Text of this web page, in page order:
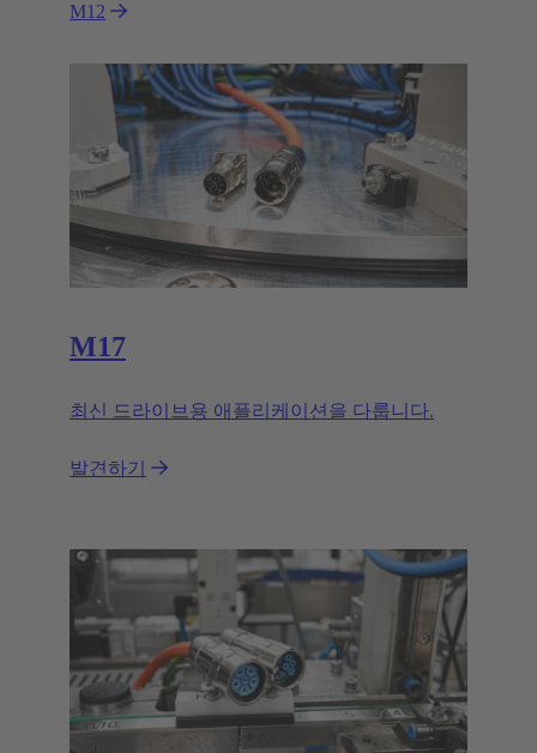
M12
M17
최신 드라이브용 애플리케이션을 다룹니다.
발견하기